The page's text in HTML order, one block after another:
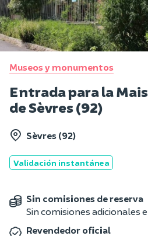
Museos y monumentos
Entrada para la
de Sèvres (92)
Sèvres (92)
Validación instantánea
Sin comisiones de reserva
Sin comisiones adicionales
Revendedor oficial